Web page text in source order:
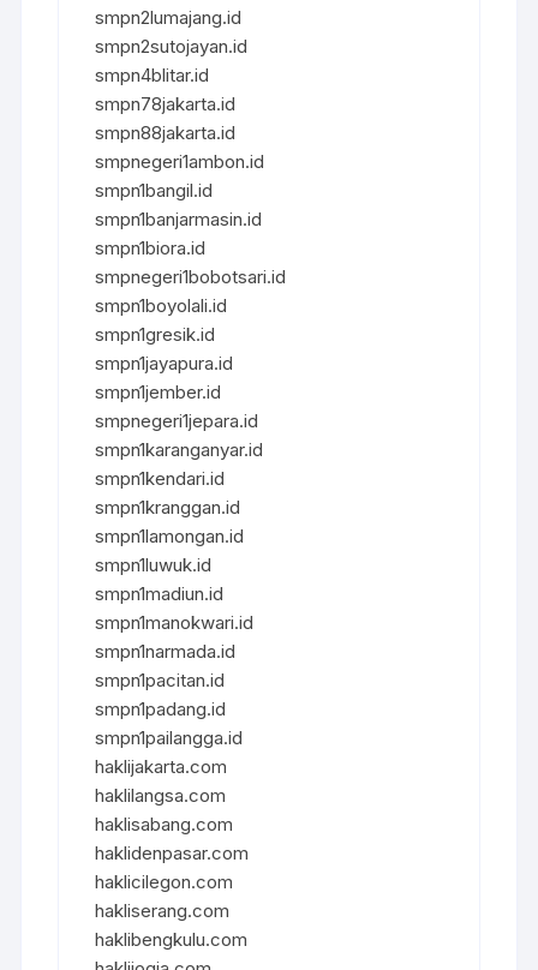
smpn2lumajang.id
smpn2sutojayan.id
smpn4blitar.id
smpn78jakarta.id
smpn88jakarta.id
smpnegeri1ambon.id
smpn1bangil.id
smpn1banjarmasin.id
smpn1biora.id
smpnegeri1bobotsari.id
smpn1boyolali.id
smpn1gresik.id
smpn1jayapura.id
smpn1jember.id
smpnegeri1jepara.id
smpn1karanganyar.id
smpn1kendari.id
smpn1kranggan.id
smpn1lamongan.id
smpn1luwuk.id
smpn1madiun.id
smpn1manokwari.id
smpn1narmada.id
smpn1pacitan.id
smpn1padang.id
smpn1pailangga.id
haklijakarta.com
haklilangsa.com
haklisabang.com
haklidenpasar.com
haklicilegon.com
hakliserang.com
haklibengkulu.com